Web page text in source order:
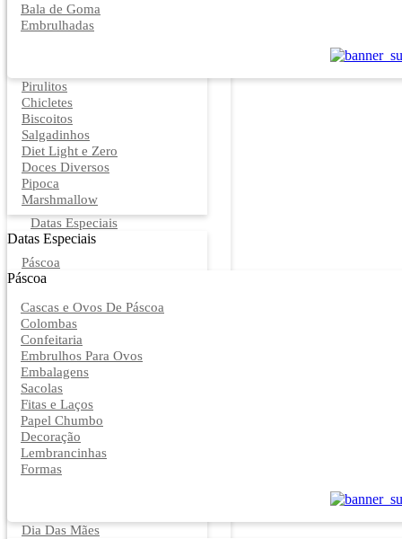
Bala de Goma
Embrulhadas
Pirulitos
Chicletes
Biscoitos
Salgadinhos
Diet Light e Zero
Doces Diversos
Pipoca
Marshmallow
Datas Especiais
Datas Especiais
Páscoa
Páscoa
Cascas e Ovos De Páscoa
Colombas
Confeitaria
Embrulhos Para Ovos
Embalagens
Sacolas
Fitas e Laços
Papel Chumbo
Decoração
Lembrancinhas
Formas
Dia Das Mães